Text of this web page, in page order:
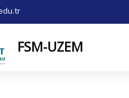
FSM-UZEM